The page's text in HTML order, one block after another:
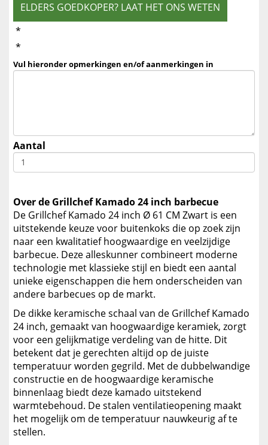
ELDERS GOEDKOPER? LAAT HET ONS WETEN
*
*
Vul hieronder opmerkingen en/of aanmerkingen in
Aantal
Over de Grillchef Kamado 24 inch barbecue
De Grillchef Kamado 24 inch Ø 61 CM Zwart is een
uitstekende keuze voor buitenkoks die op zoek zijn
naar een kwalitatief hoogwaardige en veelzijdige
barbecue. Deze alleskunner combineert moderne
technologie met klassieke stijl en biedt een aantal
unieke eigenschappen die hem onderscheiden van
andere barbecues op de markt.
De dikke keramische schaal van de Grillchef Kamado
24 inch, gemaakt van hoogwaardige keramiek, zorgt
voor een gelijkmatige verdeling van de hitte. Dit
betekent dat je gerechten altijd op de juiste
temperatuur worden gegrild. Met de dubbelwandige
constructie en de hoogwaardige keramische
binnenlaag biedt deze kamado uitstekend
warmtebehoud. De stalen ventilatieopening maakt
het mogelijk om de temperatuur nauwkeurig af te
stellen.